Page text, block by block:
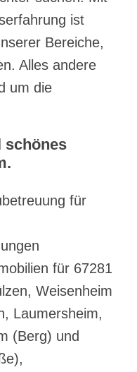
ist
Bereiche,
Alles andere
um die
schönes
für
für 67281
Weisenheim
Laumersheim,
(Berg) und